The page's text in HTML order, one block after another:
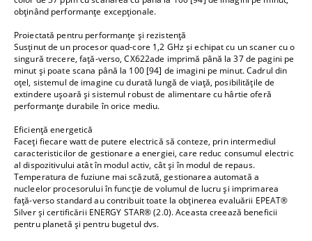
obţinând performanţe excepţionale.
Proiectată pentru performanţe şi rezistenţă
Susţinut de un procesor quad-core 1,2 GHz şi echipat cu un scaner cu o
singură trecere, faţă-verso, CX622ade imprimă până la 37 de pagini pe
minut şi poate scana până la 100 [94] de imagini pe minut. Cadrul din
oţel, sistemul de imagine cu durată lungă de viaţă, posibilităţile de
extindere uşoară şi sistemul robust de alimentare cu hârtie oferă
performanţe durabile în orice mediu.
Eficienţă energetică
Faceţi fiecare watt de putere electrică să conteze, prin intermediul
caracteristicilor de gestionare a energiei, care reduc consumul electric
al dispozitivului atât în modul activ, cât şi în modul de repaus.
Temperatura de fuziune mai scăzută, gestionarea automată a
nucleelor procesorului în funcţie de volumul de lucru şi imprimarea
faţă-verso standard au contribuit toate la obţinerea evaluării EPEAT®
Silver şi certificării ENERGY STAR® (2.0). Aceasta creează beneficii
pentru planetă şi pentru bugetul dvs.